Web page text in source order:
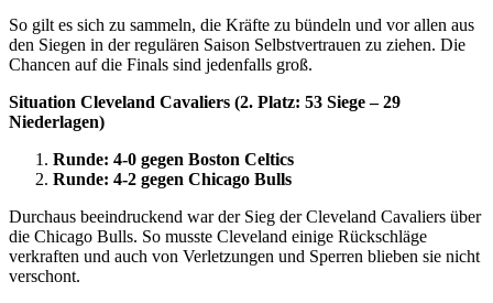
So gilt es sich zu sammeln, die Kräfte zu bündeln und vor allen aus
den Siegen in der regulären Saison Selbstvertrauen zu ziehen. Die
Chancen auf die Finals sind jedenfalls groß.
Situation Cleveland Cavaliers (2. Platz: 53 Siege – 29
Niederlagen)
Runde: 4-0 gegen Boston Celtics
Runde: 4-2 gegen Chicago Bulls
Durchaus beeindruckend war der Sieg der Cleveland Cavaliers über
die Chicago Bulls. So musste Cleveland einige Rückschläge
verkraften und auch von Verletzungen und Sperren blieben sie nicht
verschont.